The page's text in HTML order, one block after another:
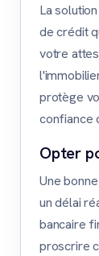
La
de crédit
votre
protège
confiance
Opter
Une
un délai
bancaire
proscrire